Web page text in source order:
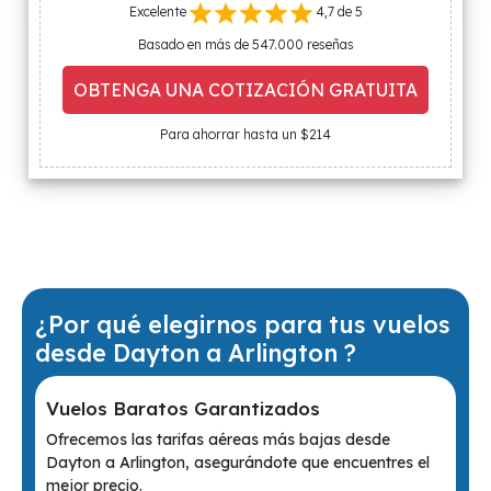
Excelente
4,7 de 5
Basado en más de 547.000 reseñas
OBTENGA UNA COTIZACIÓN GRATUITA
Para ahorrar hasta un $214
¿Por qué elegirnos para tus vuelos
desde Dayton a Arlington ?
Vuelos Baratos Garantizados
Ofrecemos las tarifas aéreas más bajas desde
Dayton a Arlington, asegurándote que encuentres el
mejor precio.